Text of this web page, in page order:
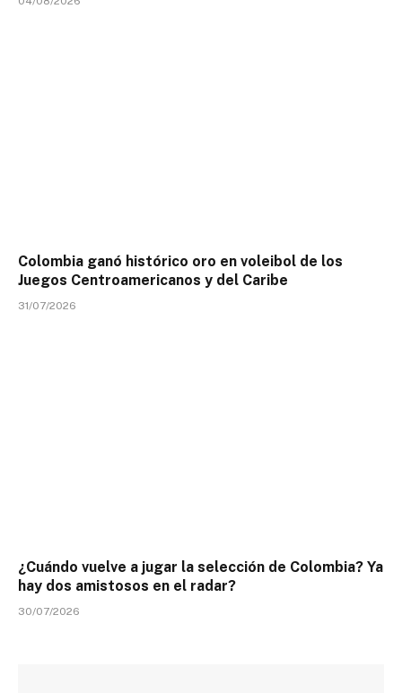
Colombia ganó histórico oro en voleibol de los
Juegos Centroamericanos y del Caribe
31/07/2026
¿Cuándo vuelve a jugar la selección de Colombia? Ya
hay dos amistosos en el radar?
30/07/2026